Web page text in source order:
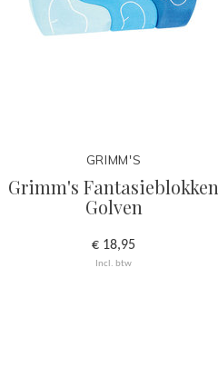
GRIMM'S
Grimm's Fantasieblokken
Golven
€ 18,95
Incl. btw